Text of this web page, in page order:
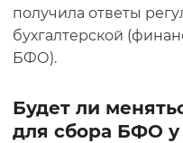
получила ответы
бухгалтерской
БФО).
Будет ли
для сбора БФО